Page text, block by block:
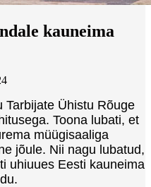
kauneima
Tarbijate Ühistu Rõuge
Toona lubati, et
müügisaaliga
jõule. Nii nagu lubatud,
uhiuues Eesti kauneima